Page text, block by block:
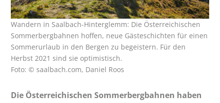
Wandern in Saalbach-Hinterglemm: Die Österreichischen
Sommerbergbahnen hoffen, neue Gästeschichten für einen
Sommerurlaub in den Bergen zu begeistern. Für den
Herbst 2021 sind sie optimistisch.
Foto: © saalbach.com, Daniel Roos
Die Österreichischen Sommerbergbahnen haben